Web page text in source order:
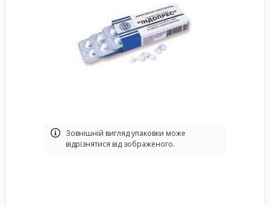
Зовнішній вигляд упаковки може
відрізнятися від зображеного.